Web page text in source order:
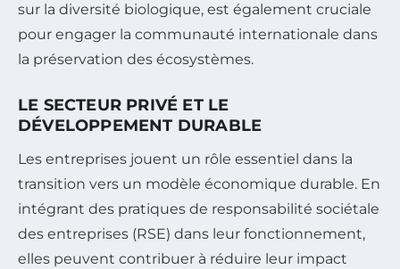
sur la diversité biologique, est également cruciale
pour engager la communauté internationale dans
la préservation des écosystèmes.
LE SECTEUR PRIVÉ ET LE
DÉVELOPPEMENT DURABLE
Les entreprises jouent un rôle essentiel dans la
transition vers un modèle économique durable. En
intégrant des pratiques de responsabilité sociétale
des entreprises (RSE) dans leur fonctionnement,
elles peuvent contribuer à réduire leur impact